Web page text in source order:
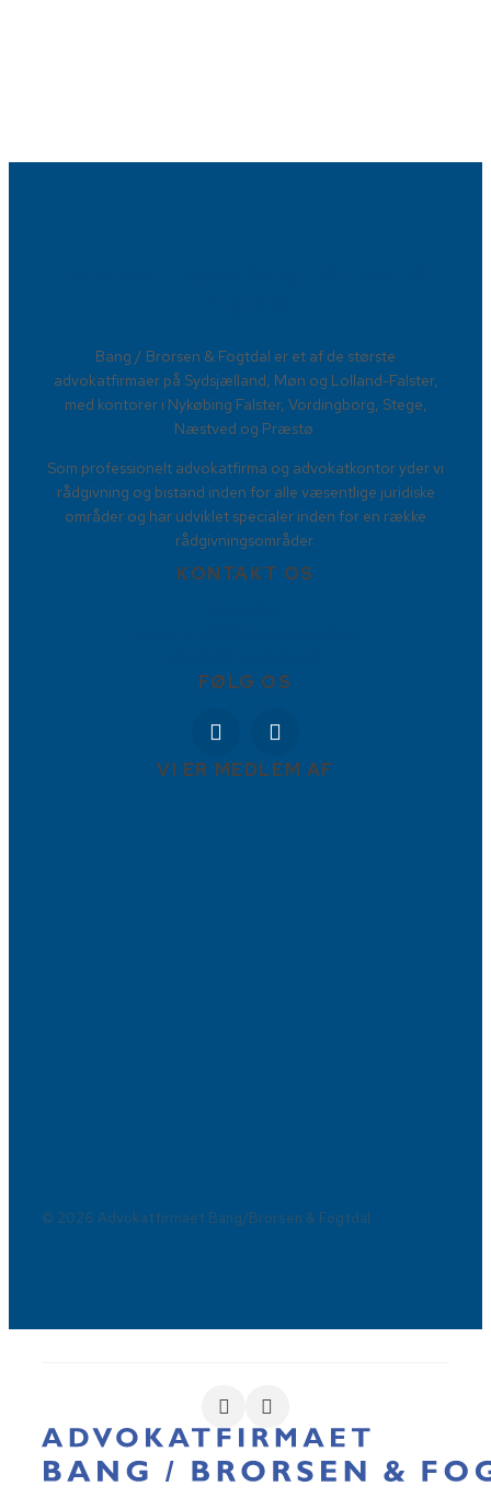
​Bang / Brorsen & Fogtdal er et af de største
advokatfirmaer på Sydsjælland, Møn og Lolland-Falster,
med kontorer i Nykøbing Falster, Vordingborg, Stege,
Næstved og Præstø.
Som professionelt advokatfirma og advokatkontor yder vi
rådgivning og bistand inden for alle væsentlige juridiske
områder og har udviklet specialer inden for en række
rådgivningsområder.
KONTAKT OS
FØLG OS
VI ER MEDLEM AF
© 2026 Advokatfirmaet Bang/Brorsen & Fogtdal